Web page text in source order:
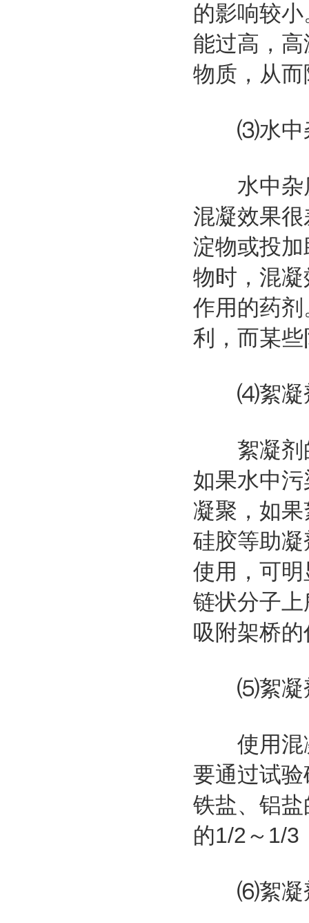
的影响较
能过高，
物质，从
⑶水中
水中杂质
混凝效果
淀物或投
物时，混
作用的药
利，而某
⑷絮凝
絮凝剂的
如果水中
凝聚，如
硅胶等助
使用，可
链状分子
吸附架桥
⑸絮凝
使用混凝
要通过试
铁盐、铝
的1/2～1/3
⑹絮凝